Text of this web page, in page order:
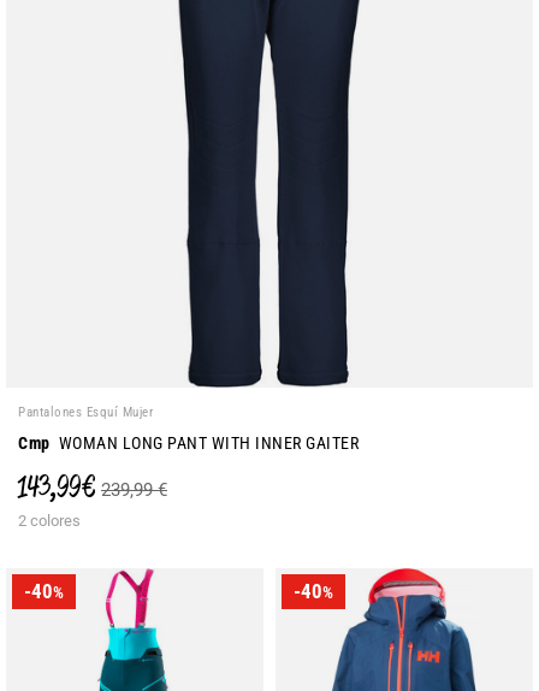
Pantalones Esquí Mujer
Cmp WOMAN LONG PANT WITH INNER GAITER
143,99 € 239,99 €
2 colores
-40% -40%